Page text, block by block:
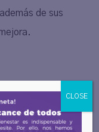
de sus
que alteran elCLOSE